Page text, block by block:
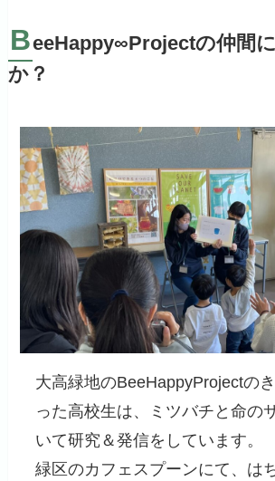
BeeHappy∞Projectの仲間
か？
大高緑地のBeeHappyProjectの
った高校生は、ミツバチと命の
いて研究＆発信をしています。
緑区のカフェスプーンにて、は